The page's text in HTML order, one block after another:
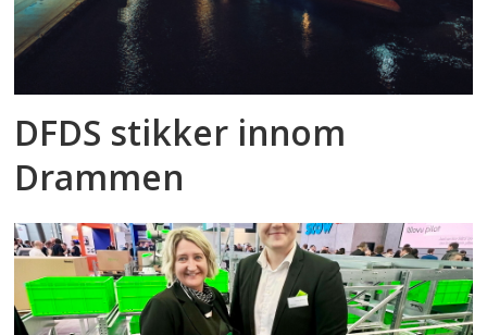
DFDS stikker innom
Drammen